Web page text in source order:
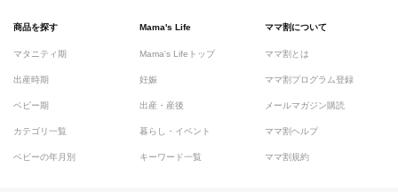
商品を探す
マタニティ期
出産時期
ベビー期
カテゴリ一覧
ベビーの年月別
Mama's Life
Mama's Lifeトップ
妊娠
出産・産後
暮らし・イベント
キーワード一覧
ママ割について
ママ割とは
ママ割プログラム登録
メールマガジン購読
ママ割ヘルプ
ママ割規約